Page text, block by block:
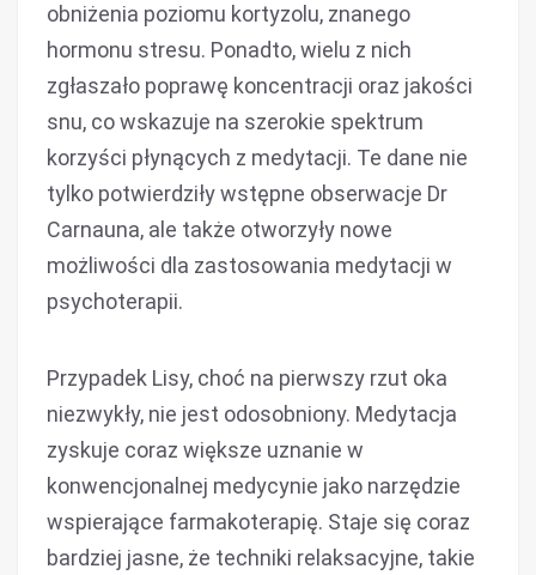
obniżenia poziomu kortyzolu, znanego
hormonu stresu. Ponadto, wielu z nich
zgłaszało poprawę koncentracji oraz jakości
snu, co wskazuje na szerokie spektrum
korzyści płynących z medytacji. Te dane nie
tylko potwierdziły wstępne obserwacje Dr
Carnauna, ale także otworzyły nowe
możliwości dla zastosowania medytacji w
psychoterapii.
Przypadek Lisy, choć na pierwszy rzut oka
niezwykły, nie jest odosobniony. Medytacja
zyskuje coraz większe uznanie w
konwencjonalnej medycynie jako narzędzie
wspierające farmakoterapię. Staje się coraz
bardziej jasne, że techniki relaksacyjne, takie